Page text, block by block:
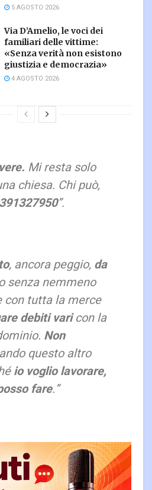
5 AGOSTO 2026
Via D’Amelio, le voci dei
familiari delle vittime:
«Senza verità non esistono
giustizia e democrazia»
4 AGOSTO 2026
Mi resta solo
chiesa. Chi può,
”.
, ancora peggio, da
senza nemmeno
tutta la merce
debiti varicon la
Non
questo altro
io voglio lavorare,
fare.”